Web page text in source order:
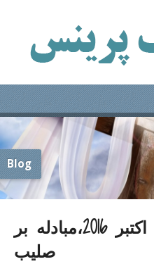
Blog
نان روزانه 27 اکتبر 2016،مبادله بر
صلیب